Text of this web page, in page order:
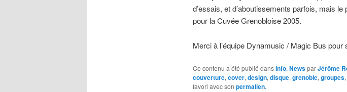
d’essais, et d’aboutissements parfois, mais
pour la Cuvée Grenobloise 2005.
Merci à l’équipe Dynamusic / Magic Bus
Ce contenu a été publié dansInfo, NewsparJérôme
couverture, cover, design, disque, grenoble, groupes,
favori avec son permalien.